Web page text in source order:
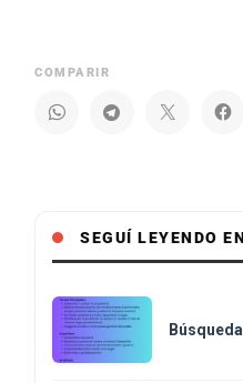
COMPARIR
SEGUÍ LEYENDO